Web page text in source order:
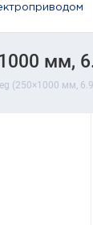
мм,
(250×1000 мм,